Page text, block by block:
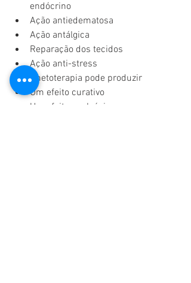
endócrino
Ação antiedematosa
Ação antálgica
Reparação dos tecidos
Ação anti-stress
A Magnetoterapia pode produzir
Um efeito curativo
Um efeito analgésico